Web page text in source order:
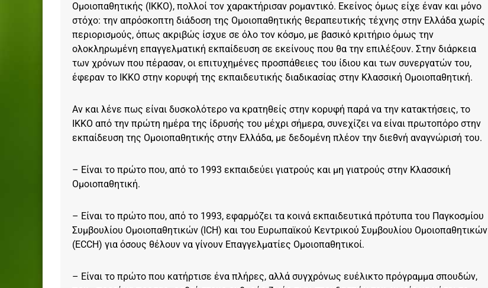
ρ
ο
Κ
λ
α
σ
κ
ή
Ο
μ
ο
π
α
η
Ομοιοπαθητικής (ΙΚΚΟ), πολλοί τον χαρακτήρισαν ρομαντικό. Εκείνος όμως είχε έναν και μόνο
στόχο: την απρόσκοπτη διάδοση της Ομοιοπαθητικής θεραπευτικής τέχνης στην Ελλάδα χωρίς
περιορισμούς, όπως ακριβώς ίσχυε σε όλο τον κόσμο, με βασικό κριτήριο όμως την
ολοκληρωμένη επαγγελματική εκπαίδευση σε εκείνους που θα την επιλέξουν. Στην διάρκεια
των χρόνων που πέρασαν, οι επιτυχημένες προσπάθειες του ίδιου και των συνεργατών του,
έφεραν το ΙΚΚΟ στην κορυφή της εκπαιδευτικής διαδικασίας στην Κλασσική Ομοιοπαθητική.
Αν και λένε πως είναι δυσκολότερο να κρατηθείς στην κορυφή παρά να την κατακτήσεις, το
ΙΚΚΟ από την πρώτη ημέρα της ίδρυσής του μέχρι σήμερα, συνεχίζει να είναι πρωτοπόρο στην
εκπαίδευση της Ομοιοπαθητικής στην Ελλάδα, με δεδομένη πλέον την διεθνή αναγνώρισή του.
– Είναι το πρώτο που, από το 1993 εκπαιδεύει γιατρούς και μη γιατρούς στην Κλασσική
Ομοιοπαθητική.
– Είναι το πρώτο που, από το 1993, εφαρμόζει τα κοινά εκπαιδευτικά πρότυπα του Παγκοσμίου
Συμβουλίου Ομοιοπαθητικών (ICH) και του Ευρωπαϊκού Κεντρικού Συμβουλίου Ομοιοπαθητικών
(ECCH) για όσους θέλουν να γίνουν Επαγγελματίες Ομοιοπαθητικοί.
– Είναι το πρώτο που κατήρτισε ένα πλήρες, αλλά συγχρόνως ευέλικτο πρόγραμμα σπουδών,